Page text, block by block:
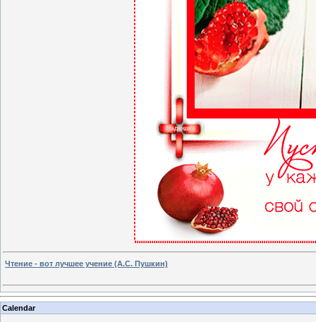
Чтение - вот лучшее учение (А.С. Пушкин)
Calendar